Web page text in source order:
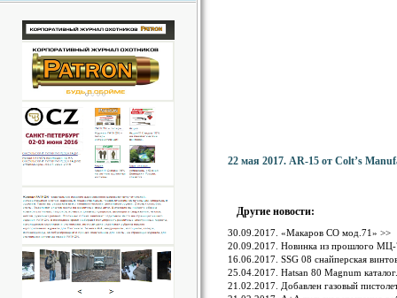
22 мая 2017. AR-15 от Colt’s
Другие новости:
30.09.2017. «Макаров СО мод.71» >>
20.09.2017. Новинка из прошлого
16.06.2017. SSG 08 снайперская
25.04.2017. Hatsan 80 Magnum
21.02.2017. Добавлен газовый